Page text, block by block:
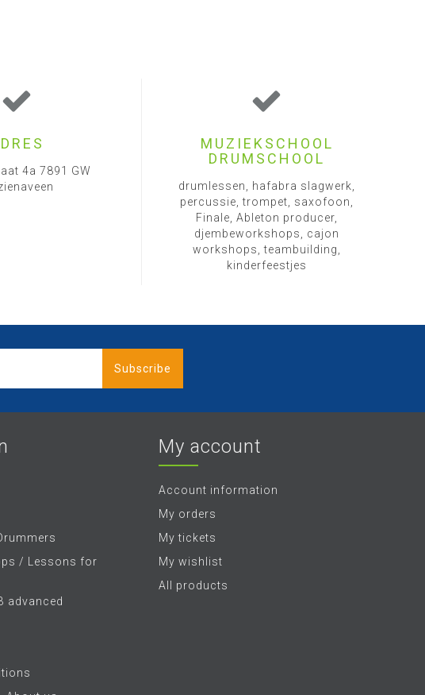
4a 7891 GW
MUZIEKSCHOOL
DRUMSCHOOL
drumlessen, hafabra slagwerk,
percussie, trompet, saxofoon,
Finale, Ableton producer,
djembeworkshops, cajon
workshops, teambuilding,
kinderfeestjes
Subscribe
/ Lessons for
advanced
My account
Account information
My orders
My tickets
My wishlist
All products